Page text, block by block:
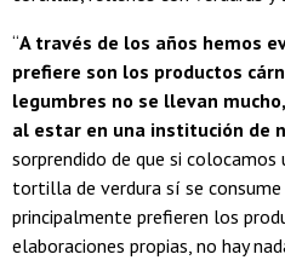
“A través de los años hemos
prefiere son los productos
legumbres no se llevan
al estar en una institución de
sorprendido de que si
tortilla de verdura sí se consume
principalmente prefieren los
elaboraciones propias, no hay